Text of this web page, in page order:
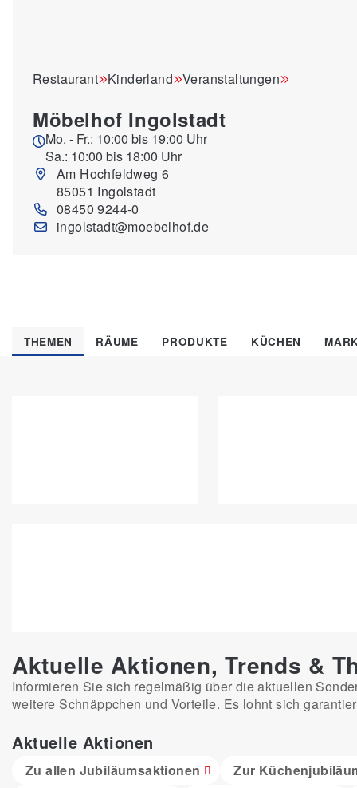
Restaurant Kinderland Veranstaltungen
Möbelhof Ingolstadt
Mo. - Fr.: 10:00 bis 19:00 Uhr
Sa.: 10:00 bis 18:00 Uhr
Am Hochfeldweg 6
85051 Ingolstadt
08450 9244-0
ingolstadt@moebelhof.de
THEMEN RÄUME PRODUKTE KÜCHEN
Aktuelle Aktionen, Trends &
Informieren Sie sich regelmäßig über die aktuellen
weitere Schnäppchen und Vorteile. Es lohnt sich
Aktuelle Aktionen
Zu allen Jubiläumsaktionen
Zur